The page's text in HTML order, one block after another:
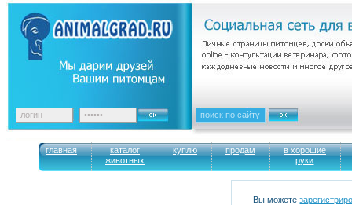
главная
каталог
животных
куплю продам
в хорошие
руки
Вы можете